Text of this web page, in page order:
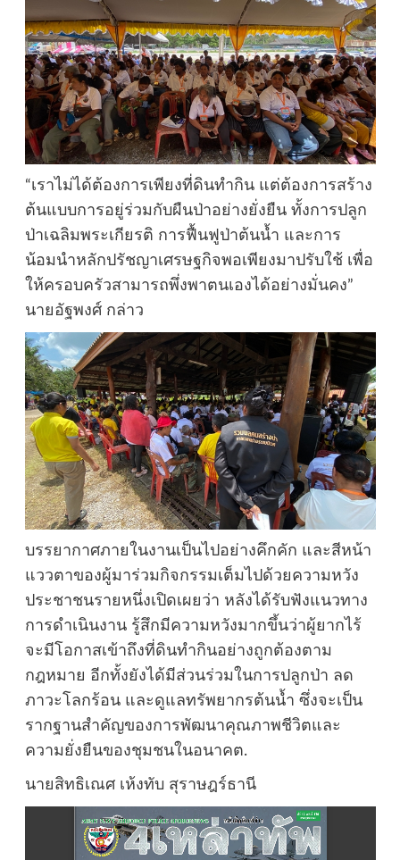
“เราไม่ได้ต้องการเพียงที่ดินทำกิน แต่ต้องการสร้าง
ต้นแบบการอยู่ร่วมกับผืนป่าอย่างยั่งยืน ทั้งการปลูก
ป่าเฉลิมพระเกียรติ การฟื้นฟูป่าต้นน้ำ และการ
น้อมนำหลักปรัชญาเศรษฐกิจพอเพียงมาปรับใช้ เพื่อ
ให้ครอบครัวสามารถพึ่งพาตนเองได้อย่างมั่นคง”
นายอัฐพงศ์ กล่าว
บรรยากาศภายในงานเป็นไปอย่างคึกคัก และสีหน้า
แววตาของผู้มาร่วมกิจกรรมเต็มไปด้วยความหวัง
ประชาชนรายหนึ่งเปิดเผยว่า หลังได้รับฟังแนวทาง
การดำเนินงาน รู้สึกมีความหวังมากขึ้นว่าผู้ยากไร้
จะมีโอกาสเข้าถึงที่ดินทำกินอย่างถูกต้องตาม
กฎหมาย อีกทั้งยังได้มีส่วนร่วมในการปลูกป่า ลด
ภาวะโลกร้อน และดูแลทรัพยากรต้นน้ำ ซึ่งจะเป็น
รากฐานสำคัญของการพัฒนาคุณภาพชีวิตและ
ความยั่งยืนของชุมชนในอนาคต.
นายสิทธิเณศ เห้งทับ สุราษฎร์ธานี